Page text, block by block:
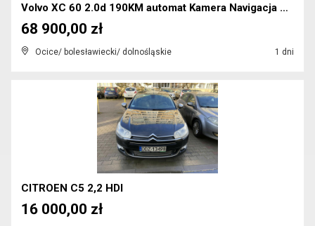
Volvo XC 60 2.0d 190KM automat Kamera Navigacja Be...
Ocice/ bolesławiecki/ dolnośląskie 1 dni
68 900,00 zł
CITROEN C5 2,2 HDI
16 000,00 zł